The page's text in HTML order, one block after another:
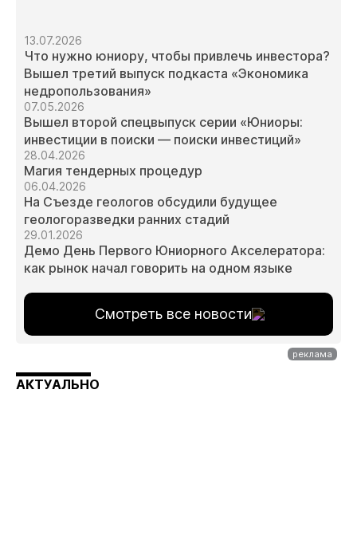
13.07.2026
Что нужно юниору, чтобы привлечь инвестора?
Вышел третий выпуск подкаста «Экономика
недропользования»
07.05.2026
Вышел второй спецвыпуск серии «Юниоры:
инвестиции в поиски — поиски инвестиций»
28.04.2026
Магия тендерных процедур
06.04.2026
На Съезде геологов обсудили будущее
геологоразведки ранних стадий
29.01.2026
Демо День Первого Юниорного Акселератора:
как рынок начал говорить на одном языке
Смотреть все новости
АКТУАЛЬНО